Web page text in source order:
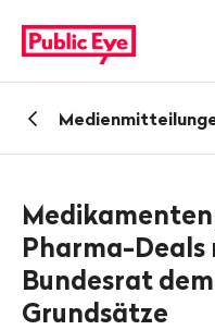
auf
publiceye.ch
Zurück
Pharma-
Bundesrat
Grundsätze